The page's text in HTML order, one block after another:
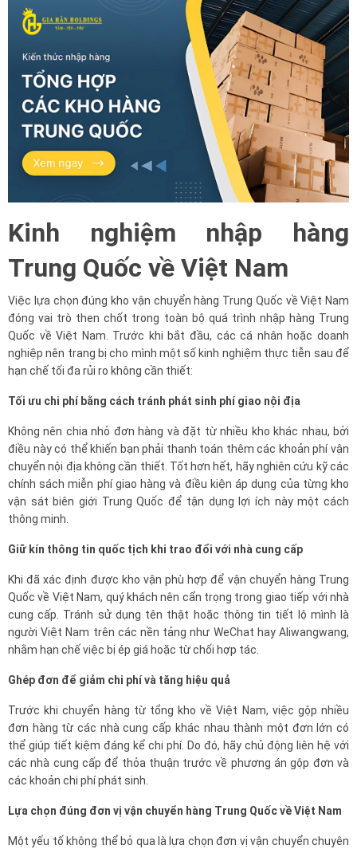
Kinh nghiệm nhập hàng
Trung Quốc về Việt Nam
Việc lựa chọn đúng kho vận chuyển hàng Trung Quốc về Việt Nam
đóng vai trò then chốt trong toàn bộ quá trình nhập hàng Trung
Quốc về Việt Nam. Trước khi bắt đầu, các cá nhân hoặc doanh
nghiệp nên trang bị cho mình một số kinh nghiệm thực tiễn sau để
hạn chế tối đa rủi ro không cần thiết:
Tối ưu chi phí bằng cách tránh phát sinh phí giao nội địa
Không nên chia nhỏ đơn hàng và đặt từ nhiều kho khác nhau, bởi
điều này có thể khiến bạn phải thanh toán thêm các khoản phí vận
chuyển nội địa không cần thiết. Tốt hơn hết, hãy nghiên cứu kỹ các
chính sách miễn phí giao hàng và điều kiện áp dụng của từng kho
vận sát biên giới Trung Quốc để tận dụng lợi ích này một cách
thông minh.
Giữ kín thông tin quốc tịch khi trao đổi với nhà cung cấp
Khi đã xác định được kho vận phù hợp để vận chuyển hàng Trung
Quốc về Việt Nam, quý khách nên cẩn trọng trong giao tiếp với nhà
cung cấp. Tránh sử dụng tên thật hoặc thông tin tiết lộ mình là
người Việt Nam trên các nền tảng như WeChat hay Aliwangwang,
nhằm hạn chế việc bị ép giá hoặc từ chối hợp tác.
Ghép đơn để giảm chi phí và tăng hiệu quả
Trước khi chuyển hàng từ tổng kho về Việt Nam, việc gộp nhiều
đơn hàng từ các nhà cung cấp khác nhau thành một đơn lớn có
thể giúp tiết kiệm đáng kể chi phí. Do đó, hãy chủ động liên hệ với
các nhà cung cấp để thỏa thuận trước về phương án gộp đơn và
các khoản chi phí phát sinh.
Lựa chọn đúng đơn vị vận chuyển hàng Trung Quốc về Việt Nam
Một yếu tố không thể bỏ qua là lựa chọn đơn vị vận chuyển chuyên